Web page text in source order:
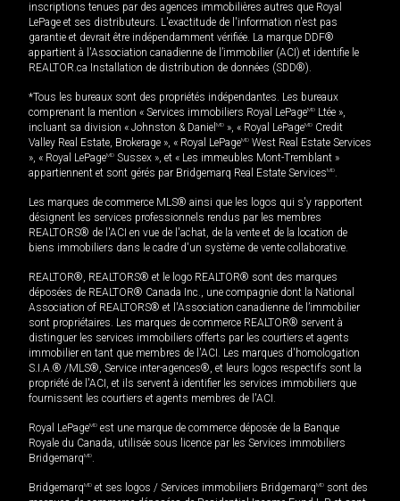
inscriptions tenues par des agences immobilières autres que Royal
LePage et ses distributeurs. L'exactitude de l'information n'est pas
garantie et devrait être indépendamment vérifiée. La marque DDF®
appartient à l'Association canadienne de l’immobilier (ACI) et identifie le
REALTOR.ca Installation de distribution de données (SDD®).
*Tous les bureaux sont des propriétés indépendantes. Les bureaux
comprenant la mention « Services immobiliers Royal LePageMD Ltée »,
incluant sa division « Johnston & Daniel MD », « Royal LePageMD Credit
Valley Real Estate, Brokerage », « Royal LePageMD West Real Estate Services
», « Royal LePageMD Sussex », et « Les immeubles Mont-Tremblant »
appartiennent et sont gérés par Bridgemarq Real Estate ServicesMD.
Les marques de commerce MLS® ainsi que les logos qui s'y rapportent
désignent les services professionnels rendus par les membres
REALTORS® de l'ACI en vue de l'achat, de la vente et de la location de
biens immobiliers dans le cadre d'un système de vente collaborative.
REALTOR®, REALTORS® et le logo REALTOR® sont des marques
déposées de REALTOR® Canada Inc., une compagnie dont la National
Association of REALTORS® et l'Association canadienne de l’immobilier
sont propriétaires. Les marques de commerce REALTOR® servent à
distinguer les services immobiliers offerts par les courtiers et agents
immobilier en tant que membres de l'ACI. Les marques d'homologation
S.I.A.® /MLS®, Service inter-agences®, et leurs logos respectifs sont la
propriété de l'ACI, et ils servent à identifier les services immobiliers que
fournissent les courtiers et agents membres de l'ACI.
Royal LePageMD est une marque de commerce déposée de la Banque
Royale du Canada, utilisée sous licence par les Services immobiliers
BridgemarqMD.
BridgemarqMD et ses logos / Services immobiliers BridgemarqMD sont des